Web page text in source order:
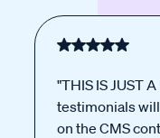
"THIS IS JUST
testimonials
on the CMS